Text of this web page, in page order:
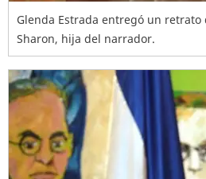
Glenda Estrada entregó un retrato
Sharon, hija del narrador.